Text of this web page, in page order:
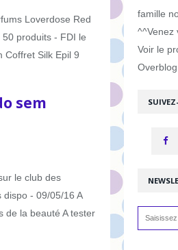
Loverdose Red
50 produits - FDI le
Coffret Silk Epil 9
sem
le club des
- 09/05/16 A
de la beauté A tester
famille
^^Venez
Voir le
Overblog